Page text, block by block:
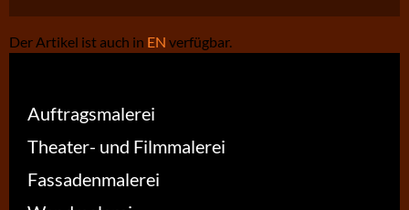
Der Artikel ist auch in EN verfügbar.
Auftragsmalerei
Theater- und Filmmalerei
Fassadenmalerei